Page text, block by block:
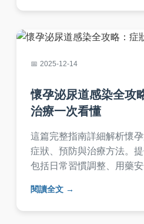
復發！
2025-12-14
懷孕泌尿道感染全攻
治療一次看懂
這篇完整指南詳細解析懷
症狀、預防與治療方法。
包括日常習慣調整、用藥
識，避免AI生成痕跡，確保
閱讀全文